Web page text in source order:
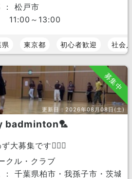
： 松戸市
～13:00
東京都 初心者歓迎 社会
募集中
更新日：2026年08月08日(土)
badminton🏸
大募集です🙆🏻‍♀️
クル・クラブ
千葉県柏市・我孫子市・茨城